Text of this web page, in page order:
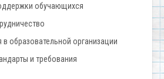
обучающихся
в образовательной организации
и требования